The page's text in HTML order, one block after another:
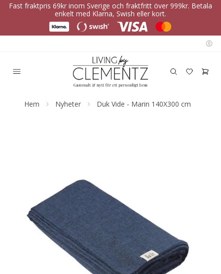
Fast fraktpris 69kr inom Sverige och fraktfritt över 999kr. Betala
enkelt med Klarna, Swish eller kort.
Hem Nyheter Duk Vide - Marin 140X300 cm